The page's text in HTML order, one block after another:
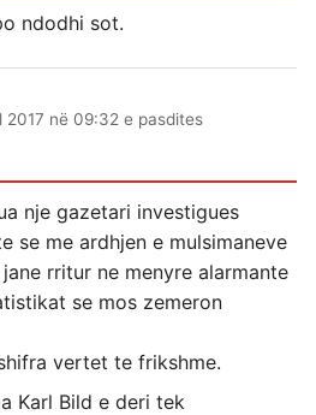
ndodhi sot.
2017 në 09:32 e pasdites
nje gazetari investigues
se me ardhjen e mulsimaneve
rritur ne menyre alarmante
se mos zemeron
vertet te frikshme.
Karl Bild e deri tek